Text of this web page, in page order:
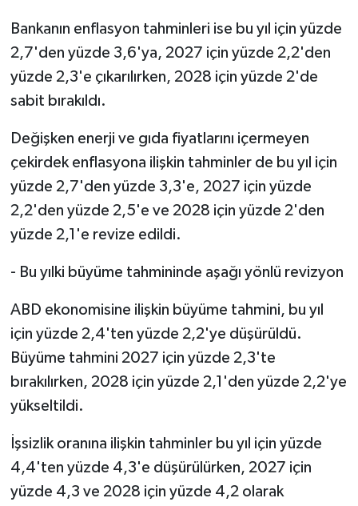
Bankanın enflasyon tahminleri ise bu yıl için yüzde
2,7'den yüzde 3,6'ya, 2027 için yüzde 2,2'den
yüzde 2,3'e çıkarılırken, 2028 için yüzde 2'de
sabit bırakıldı.
Değişken enerji ve gıda fiyatlarını içermeyen
çekirdek enflasyona ilişkin tahminler de bu yıl için
yüzde 2,7'den yüzde 3,3'e, 2027 için yüzde
2,2'den yüzde 2,5'e ve 2028 için yüzde 2'den
yüzde 2,1'e revize edildi.
- Bu yılki büyüme tahmininde aşağı yönlü revizyon
ABD ekonomisine ilişkin büyüme tahmini, bu yıl
için yüzde 2,4'ten yüzde 2,2'ye düşürüldü.
Büyüme tahmini 2027 için yüzde 2,3'te
bırakılırken, 2028 için yüzde 2,1'den yüzde 2,2'ye
yükseltildi.
İşsizlik oranına ilişkin tahminler bu yıl için yüzde
4,4'ten yüzde 4,3'e düşürülürken, 2027 için
yüzde 4,3 ve 2028 için yüzde 4,2 olarak